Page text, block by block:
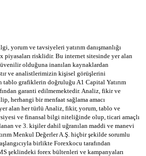
yorum ve tavsiyeleri yatırım danışmanlığı
piyasaları risklidir. Bu internet sitesinde yer alan
olduğuna inanılan kaynaklardan
ve analistlerimizin kişisel görüşlerini
tablo grafiklerin doğruluğu A1 Capital Yatırım
garanti edilmemektedir. Analiz, fikir ve
herhangi bir menfaat sağlama amacı
alan her türlü Analiz, fikir, yorum, tablo ve
ve finansal bilgi niteliğinde olup, ticari amaçlı
ve 3. kişiler dahil uğranılan maddi ve manevi
Menkul Değerler A.Ş. hiçbir şekilde sorumlu
birlikte Forexkocu tarafından
şeklindeki forex bültenleri ve kampanyaları